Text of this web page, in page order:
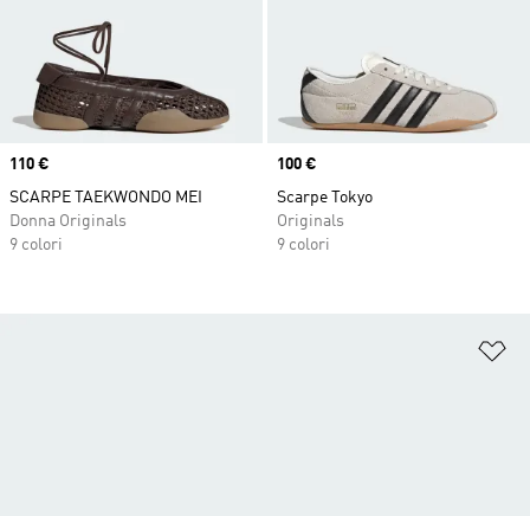
Price
110 €
SCARPE TAEKWONDO MEI
Donna Originals
9 colori
Price
100 €
Scarpe Tokyo
Originals
9 colori